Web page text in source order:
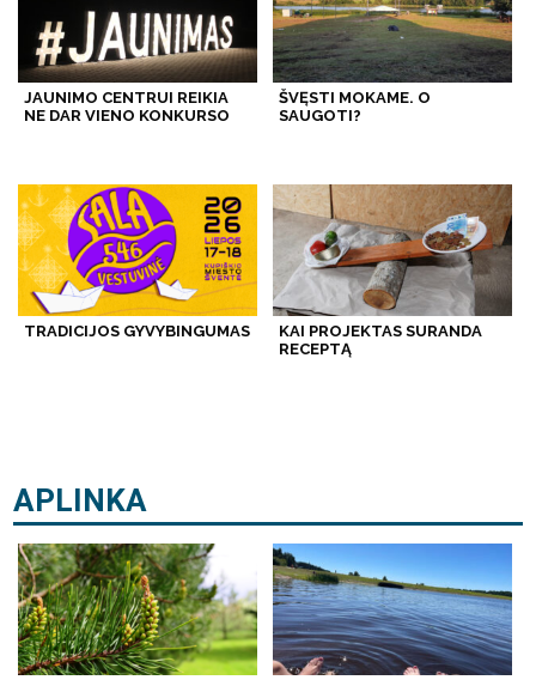
JAUNIMO CENTRUI REIKIA
NE DAR VIENO KONKURSO
ŠVĘSTI MOKAME. O
SAUGOTI?
TRADICIJOS GYVYBINGUMAS
KAI PROJEKTAS SURANDA
RECEPTĄ
APLINKA